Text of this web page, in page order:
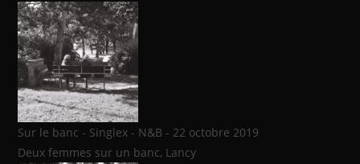
Sur le banc - Singlex - N&B - 22 octobre 2019
Deux femmes sur un banc, Lancy